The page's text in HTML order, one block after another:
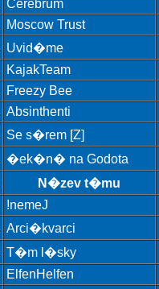
Cerebrum
Moscow Trust
Uvid�me
KajakTeam
Freezy Bee
Absinthenti
Se s�rem [Z]
�ek�n� na Godota
N�zev t�mu
!nemeJ
Arci�kvarci
T�m l�sky
ElfenHelfen